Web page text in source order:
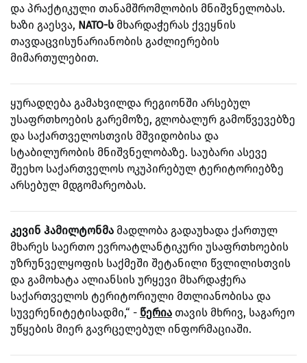
და პრაქტიკული თანამშრომლობის მნიშვნელობას.
ხაზი გაესვა, NATO-ს მხარდაჭერას ქვეყნის
თავდაცვისუნარიანობის გაძლიერების
მიმართულებით.
ყურადღება გამახვილდა რეგიონში არსებულ
უსაფრთხოების გარემოზე, გლობალურ გამოწვევებზე
და საქართველოსთვის მშვიდობისა და
სტაბილურობის მნიშვნელობაზე. საუბარი ასევე
შეეხო საქართველოს ოკუპირებულ ტერიტორიებზე
არსებულ მდგომარეობას.
კევინ ჰამილტონმა მადლობა გადაუხადა ქართულ
მხარეს საერთო ევროატლანტიკური უსაფრთხოების
უზრუნველყოფის საქმეში შეტანილი წვლილისთვის
და გამოხატა ალიანსის ურყევი მხარდაჭერა
საქართველოს ტერიტორიული მთლიანობისა და
სუვერენიტეტისადმი,“ - წერია თავის მხრივ, საგარეო
უწყების მიერ გავრცელებულ ინფორმაციაში.